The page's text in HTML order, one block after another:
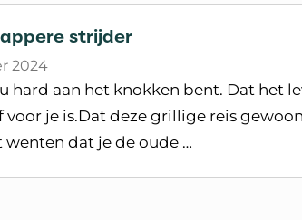
strijder
2024
hard aan het knokken bent. Dat het
voor je is.Dat deze grillige reis gewoon
dat je de oude …